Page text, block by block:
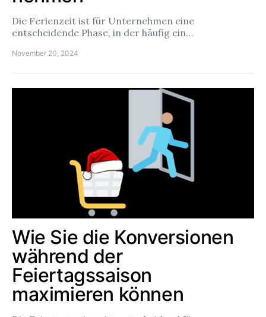
Die Ferienzeit ist für Unternehmen eine
entscheidende Phase, in der häufig ein…
November 20, 2024
Wie Sie die Konversionen
während der
Feiertagssaison
maximieren können